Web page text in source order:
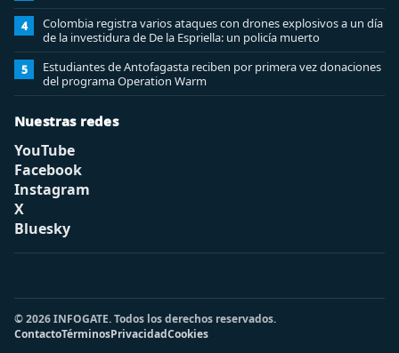
4
Colombia registra varios ataques con drones explosivos a un día
de la investidura de De la Espriella: un policía muerto
5
Estudiantes de Antofagasta reciben por primera vez donaciones
del programa Operation Warm
Nuestras redes
YouTube
Facebook
Instagram
X
Bluesky
© 2026 INFOGATE. Todos los derechos reservados.
ContactoTérminosPrivacidadCookies